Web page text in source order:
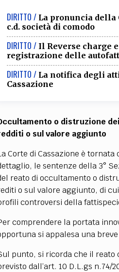
DIRITTO / La pronuncia della
c.d. società di comodo
DIRITTO / Il Reverse charge
registrazione delle
DIRITTO / La notifica degli
Cassazione
o distruzione
o sul valore aggiunto
Corte di Cassazione è
le sentenze della 3°
reato di occultamento o
o sul valore aggiunto, di
controversi della
comprendere la portata
si appalesa una
punto, si ricorda che il reato
dall’art. 10 D.L.gs n.74/